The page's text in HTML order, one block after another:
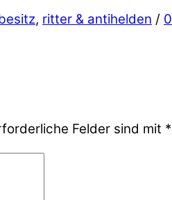
, ritter & antihelden / 0
Felder sind mit *